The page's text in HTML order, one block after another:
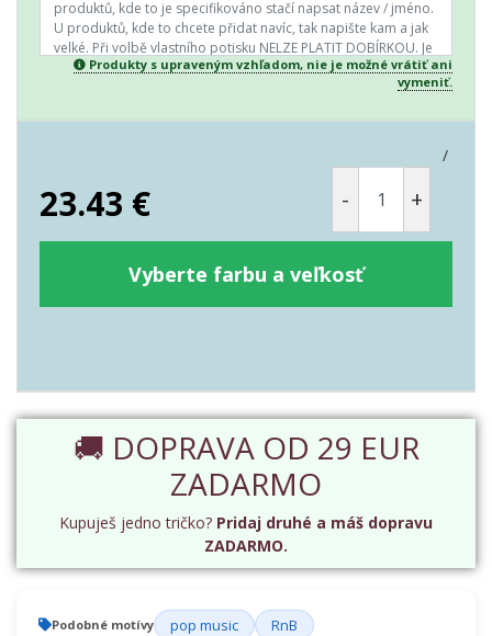
Produkty s upraveným vzhľadom, nie je možné vrátiť ani
vymeniť.
/
23.43 € - +
Vyberte farbu a veľkosť
🚚 DOPRAVA OD 29 EUR
ZADARMO
Kupuješ jedno tričko? Pridaj druhé a máš dopravu
ZADARMO.
Podobné motívy pop music RnB